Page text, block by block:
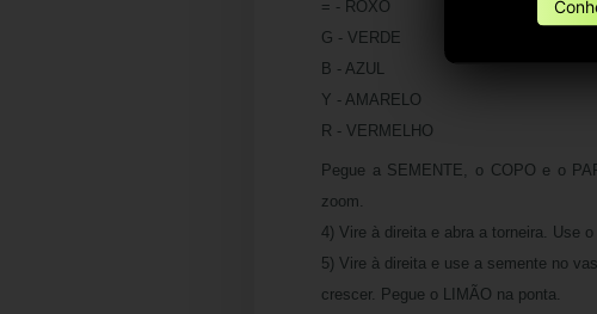
= - ROXO
G - VERDE
B - AZUL
Y - AMARELO
R - VERMELHO
Pegue a SEMENTE, o COPO e o
zoom.
4) Vire à direita e abra a torneira. Use o
5) Vire à direita e use a semente no
crescer. Pegue o LIMÃO na ponta.